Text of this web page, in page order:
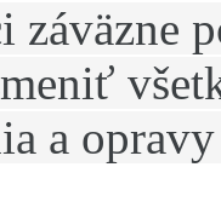
záväzne
a